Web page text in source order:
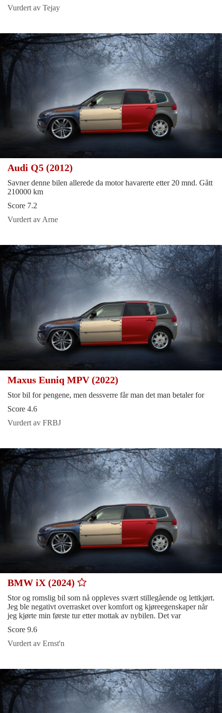
Vurdert av Tejay
Audi Q5 (2012)
Savner denne bilen allerede da motor havarerte etter 20 mnd. Gått
210000 km
Score 7.2
Vurdert av Arne
Maxus Euniq MPV (2022)
Stor bil for pengene, men dessverre får man det man betaler for
Score 4.6
Vurdert av FRBJ
BMW iX (2024)
Stor og romslig bil som nå oppleves svært stillegående og lettkjørt.
Jeg ble negativt overrasket over komfort og kjøreegenskaper når
jeg kjørte min første tur etter mottak av nybilen. Det var
Score 9.6
Vurdert av Ernst'n